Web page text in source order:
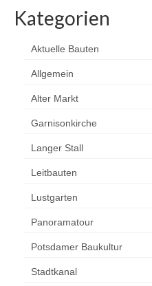
Kategorien
Aktuelle Bauten
Allgemein
Alter Markt
Garnisonkirche
Langer Stall
Leitbauten
Lustgarten
Panoramatour
Potsdamer Baukultur
Stadtkanal